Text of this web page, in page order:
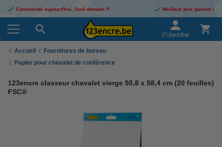
Commandé aujourd'hui, livré demain !* Meilleur prix garanti !
S'identifier
Accueil
Fournitures de bureau
Papier pour chevalet de conférence
123encre classeur chevalet vierge 50,8 x 58,4 cm (20 feuilles)
FSC®